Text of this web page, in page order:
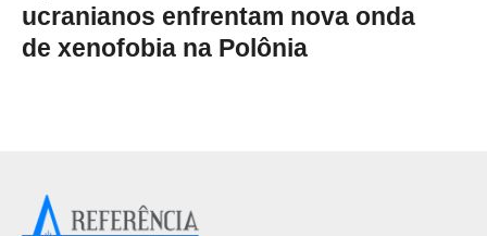
ucranianos enfrentam nova onda
de xenofobia na Polônia